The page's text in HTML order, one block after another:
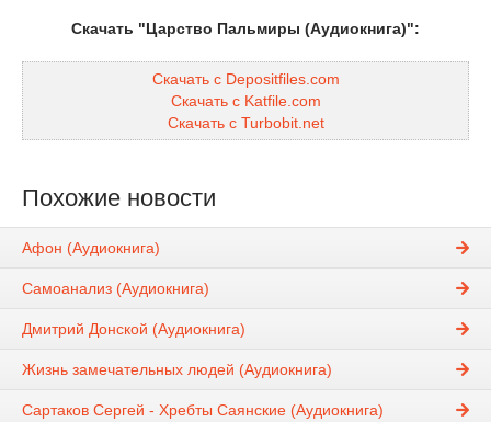
Скачать "Царство Пальмиры (Аудиокнига)":
Скачать с Depositfiles.com
Скачать с Katfile.com
Скачать с Turbobit.net
Похожие новости
Афон (Аудиокнига)
Самоанализ (Аудиокнига)
Дмитрий Донской (Аудиокнига)
Жизнь замечательных людей (Аудиокнига)
Сартаков Сергей - Хребты Саянские (Аудиокнига)